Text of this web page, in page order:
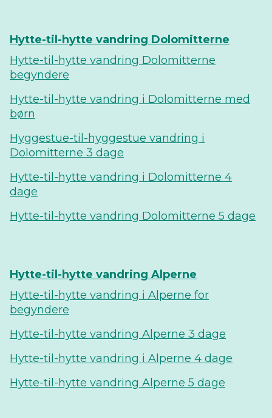
Hytte-til-hytte vandring Dolomitterne
Hytte-til-hytte vandring Dolomitterne
begyndere
Hytte-til-hytte vandring i Dolomitterne med
børn
Hyggestue-til-hyggestue vandring i
Dolomitterne 3 dage
Hytte-til-hytte vandring i Dolomitterne 4
dage
Hytte-til-hytte vandring Dolomitterne 5 dage
Hytte-til-hytte vandring Alperne
Hytte-til-hytte vandring i Alperne for
begyndere
Hytte-til-hytte vandring Alperne 3 dage
Hytte-til-hytte vandring i Alperne 4 dage
Hytte-til-hytte vandring Alperne 5 dage